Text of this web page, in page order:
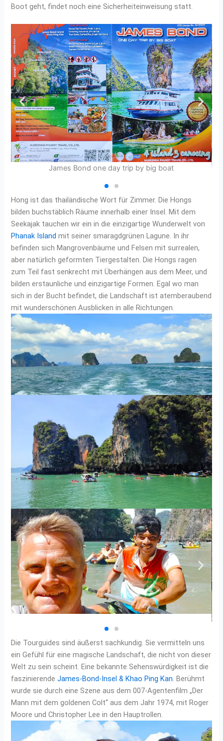
Boot geht, findet noch eine Sicherheiteinweisung statt.
James Bond one day trip by big boat
Hong ist das thailändische Wort für Zimmer. Die Hongs
bilden buchstäblich Räume innerhalb einer Insel. Mit dem
Seekajak tauchen wir ein in die einzigartige Wunderwelt von
Phanak Island mit seiner smaragdgrünen Lagune. In ihr
befinden sich Mangrovenbäume und Felsen mit surrealen,
aber natürlich geformten Tiergestalten. Die Hongs ragen
zum Teil fast senkrecht mit Überhängen aus dem Meer, und
bilden erstaunliche und einzigartige Formen. Egal wo man
sich in der Bucht befindet, die Landschaft ist atemberaubend
mit wunderschönen Ausblicken in alle Richtungen.
Die Tourguides sind äußerst sachkundig. Sie vermitteln uns
ein Gefühl für eine magische Landschaft, die nicht von dieser
Welt zu sein scheint. Eine bekannte Sehenswürdigkeit ist die
faszinierendeJames-Bond-Insel & Khao Ping Kan. Berühmt
wurde sie durch eine Szene aus dem 007-Agentenfilm „Der
Mann mit dem goldenen Colt“ aus dem Jahr 1974, mit Roger
Moore und Christopher Lee in den Hauptrollen.